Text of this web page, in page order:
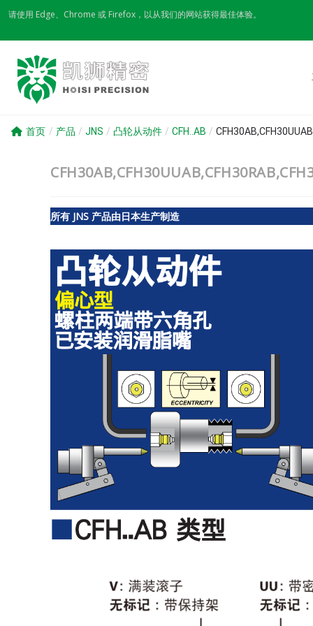
Skip
content
请使用 Edge、Chrome 或 Firefox，以从我们的网站获得最佳体验。
首页 / 产品 / JNS / 凸轮从动件 / CFH..AB /
所有 JNS 产品由日本生产制造